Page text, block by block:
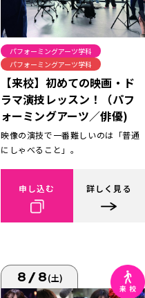
パフォーミングアーツ学科
パフォーミングアーツ学科
【来校】初めての映画・ド
ラマ演技レッスン！（パフ
ォーミングアーツ／俳優)
映像の演技で一番難しいのは「普通
にしゃべること」。
申し込む 詳しく見る
8/8(土)